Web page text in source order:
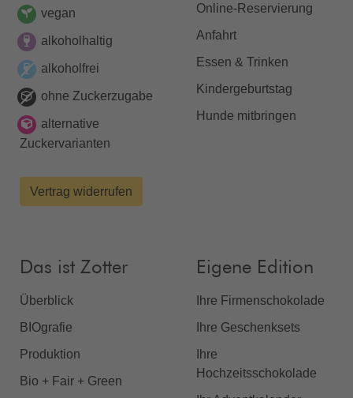
vegan
alkoholhaltig
alkoholfrei
ohne Zuckerzugabe
alternative
Zuckervarianten
Vertrag widerrufen
Online-Reservierung
Anfahrt
Essen & Trinken
Kindergeburtstag
Hunde mitbringen
Das ist Zotter
Überblick
BIOgrafie
Produktion
Bio + Fair + Green
Eigene Edition
Ihre Firmenschokolade
Ihre Geschenksets
Ihre
Hochzeitsschokolade